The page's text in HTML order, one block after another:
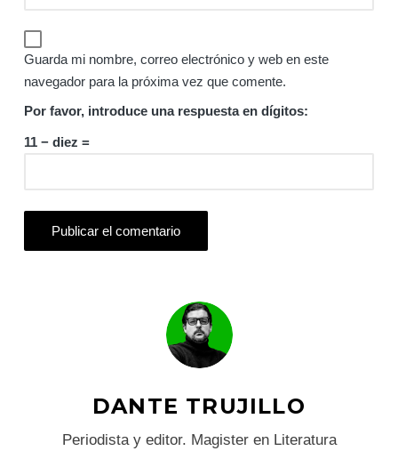
Guarda mi nombre, correo electrónico y web en este
navegador para la próxima vez que comente.
Por favor, introduce una respuesta en dígitos:
11 − diez =
DANTE TRUJILLO
Periodista y editor. Magister en Literatura